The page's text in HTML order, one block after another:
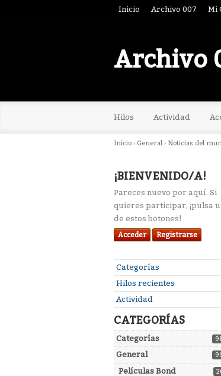
Inicio Archivo 007 Mi
Archivo
Hilos Actividad
Inicio › General › Noticias del
¡BIENVENIDO/A!
Pareces nuevo por aquí. Si
quieres participar, ¡pulsa
de estos botones!
Acceder Registrarse
Enlaces
rápidos
Categorías
Hilos recientes
Actividad
CATEGORÍAS
Categorías
General
Películas Bond